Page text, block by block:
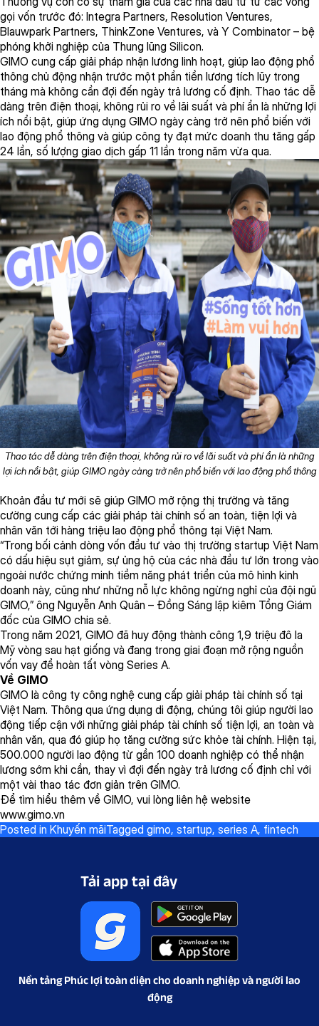
gọi vốn trước đó: Integra Partners, Resolution Ventures,
Blauwpark Partners, ThinkZone Ventures, và Y Combinator – bệ
phóng khởi nghiệp của Thung lũng Silicon.
GIMO cung cấp giải pháp nhận lương linh hoạt, giúp lao động phổ
thông chủ động nhận trước một phần tiền lương tích lũy trong
tháng mà không cần đợi đến ngày trả lương cố định. Thao tác dễ
dàng trên điện thoại, không rủi ro về lãi suất và phí ẩn là những lợi
ích nổi bật, giúp ứng dụng GIMO ngày càng trở nên phổ biến với
lao động phổ thông và giúp công ty đạt mức doanh thu tăng gấp
24 lần, số lượng giao dịch gấp 11 lần trong năm vừa qua.
Thao tác dễ dàng trên điện thoại, không rủi ro về lãi suất và phí ẩn là những
lợi ích nổi bật, giúp GIMO ngày càng trở nên phổ biến với lao động phổ thông
Khoản đầu tư mới sẽ giúp GIMO mở rộng thị trường và tăng
cường cung cấp các giải pháp tài chính số an toàn, tiện lợi và
nhân văn tới hàng triệu lao động phổ thông tại Việt Nam.
“Trong bối cảnh dòng vốn đầu tư vào thị trường startup Việt Nam
có dấu hiệu sụt giảm, sự ủng hộ của các nhà đầu tư lớn trong vào
ngoài nước chứng minh tiềm năng phát triển của mô hình kinh
doanh này, cũng như những nỗ lực không ngừng nghỉ của đội ngũ
GIMO,” ông Nguyễn Anh Quân – Đồng Sáng lập kiêm Tổng Giám
đốc của GIMO chia sẻ.
Trong năm 2021, GIMO đã huy động thành công 1,9 triệu đô la
Mỹ vòng sau hạt giống và đang trong giai đoạn mở rộng nguồn
vốn vay để hoàn tất vòng Series A.
Về GIMO
GIMO là công ty công nghệ cung cấp giải pháp tài chính số tại
Việt Nam. Thông qua ứng dụng di động, chúng tôi giúp người lao
động tiếp cận với những giải pháp tài chính số tiện lợi, an toàn và
nhân văn, qua đó giúp họ tăng cường sức khỏe tài chính. Hiện tại,
500.000 người lao động từ gần 100 doanh nghiệp có thể nhận
lương sớm khi cần, thay vì đợi đến ngày trả lương cố định chỉ với
một vài thao tác đơn giản trên GIMO.
Để tìm hiểu thêm về GIMO, vui lòng liên hệ website
www.gimo.vn
Posted in Khuyến mãiTagged gimo, startup, series A, fintech
Tải app tại đây
Nền tảng Phúc lợi toàn diện cho doanh nghiệp và người lao
động